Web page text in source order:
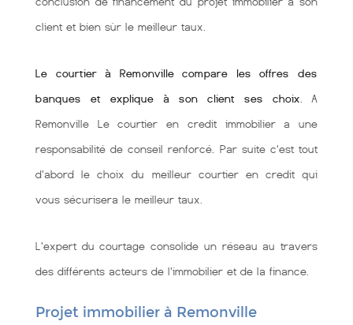
client et bien sùr le meilleur taux.
Le courtier à Remonville compare les offres des
banques et explique à son client ses choix . A
Remonville Le courtier en credit immobilier a une
responsabilité de conseil renforcé. Par suite c'est tout
d'abord le choix du meilleur courtier en credit qui
vous sécurisera le meilleur taux.
L'expert du courtage consolide un réseau au travers
des différents acteurs de l'immobilier et de la finance.
Projet immobilier à Remonville